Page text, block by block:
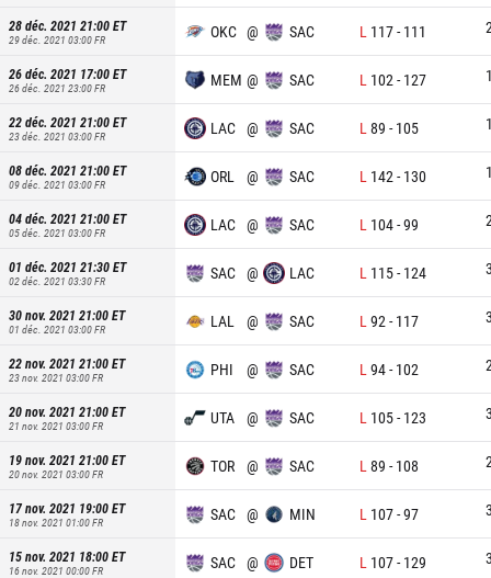
28 déc. 2021 21:00ET
29 déc. 2021 03:00FR OKC @ SAC L 117- 111
26 déc. 2021 17:00ET
26 déc. 2021 23:00FR MEM @ SAC L 102 - 127
22 déc. 2021 21:00ET
23 déc. 2021 03:00FR LAC @ SAC L 89 - 105
08 déc. 2021 21:00ET
09 déc. 2021 03:00FR ORL @ SAC L 142 - 130
04 déc. 2021 21:00ET
05 déc. 2021 03:00FR LAC @ SAC L 104-99
01 déc. 2021 21:30ET
02 déc. 2021 03:30FR SAC @ LAC L 115- 124
30 nov. 2021 21:00ET
01 déc. 2021 03:00FR LAL @ SAC L 92 - 117
22 nov. 2021 21:00ET
23 nov. 2021 03:00FR PHI @ SAC L 94- 102
20 nov. 2021 21:00ET
21 nov. 2021 03:00FR UTA @ SAC L 105- 123
19 nov. 2021 21:00ET
20 nov. 2021 03:00FR TOR @ SAC L 89 - 108
17 nov. 2021 19:00ET
18 nov. 2021 01:00FR SAC @ MIN L 107-97
15 nov. 2021 18:00ET
16 nov. 2021 00:00FR SAC @ DET L 107- 129